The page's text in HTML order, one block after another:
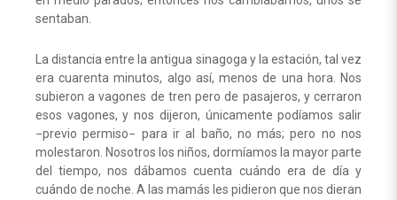
sentaban.
La distancia entre la antigua sinagoga y la estación, tal vez
era cuarenta minutos, algo así, menos de una hora. Nos
subieron a vagones de tren pero de pasajeros, y cerraron
esos vagones, y nos dijeron, únicamente podíamos salir
−previo permiso− para ir al baño, no más; pero no nos
molestaron. Nosotros los niños, dormíamos la mayor parte
del tiempo, nos dábamos cuenta cuándo era de día y
cuándo de noche. A las mamás les pidieron que nos dieran